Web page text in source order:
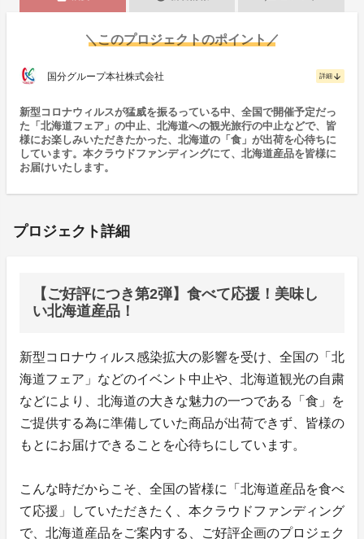
＼このプロジェクトのポイント／
国分グループ本社株式会社 詳細 arrow_downward
新型コロナウィルスが猛威を振るっている中、全国で開催予定だっ
た「北海道フェア」の中止、北海道への観光旅行の中止などで、皆
様にお楽しみいただきたかった、北海道の「食」が出荷を心待ちに
しています。本クラウドファンディングにて、北海道産品を皆様に
お届けいたします。
プロジェクト詳細
【ご好評につき第2弾】食べて応援！美味し
い北海道産品！
新型コロナウィルス感染拡大の影響を受け、全国の「北
海道フェア」などのイベント中止や、北海道観光の自粛
などにより、北海道の大きな魅力の一つである「食」を
ご提供する為に準備していた商品が出荷できず、皆様の
もとにお届けできることを心待ちにしています。
こんな時だからこそ、全国の皆様に「北海道産品を食べ
て応援」していただきたく、本クラウドファンディング
で、北海道産品をご案内する、ご好評企画のプロジェク